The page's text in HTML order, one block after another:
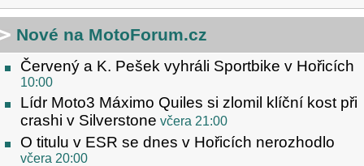
Nové na MotoForum.cz
Červený a K. Pešek vyhráli Sportbike v Hořicích
10:00
Lídr Moto3 Máximo Quiles si zlomil klíční kost při
crashi v Silverstone včera 21:00
O titulu v ESR se dnes v Hořicích nerozhodlo
včera 20:00